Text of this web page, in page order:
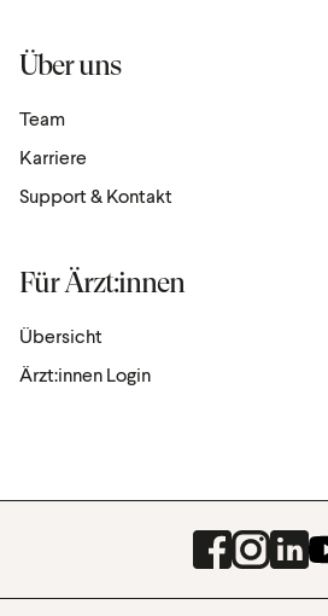
Über uns
Team
Karriere
Support & Kontakt
Für Ärzt:innen
Übersicht
Ärzt:innen Login
Facebook
Instagram